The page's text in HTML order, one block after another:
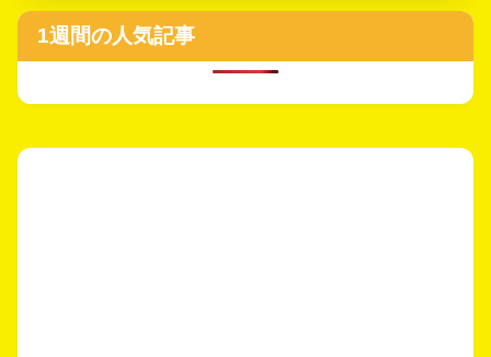
1週間の人気記事